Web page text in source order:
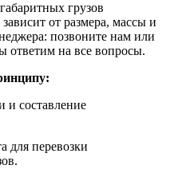
грузов
от размера, массы и
позвоните нам или
ответим на все вопросы.
составление
перевозки